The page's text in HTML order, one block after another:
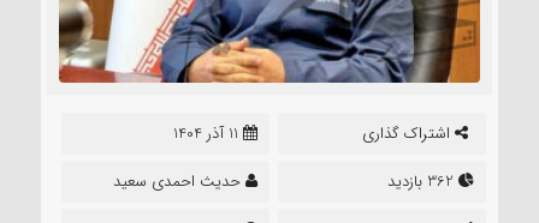
اشتراک گذاری
11 آذر 1404
حدیث احمدی سعید